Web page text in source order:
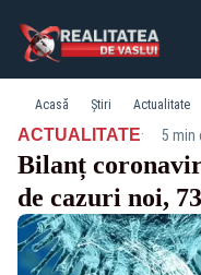
Acasă Știri Actualitate
ACTUALITATE· 5 min
Bilanț
de cazuri noi,